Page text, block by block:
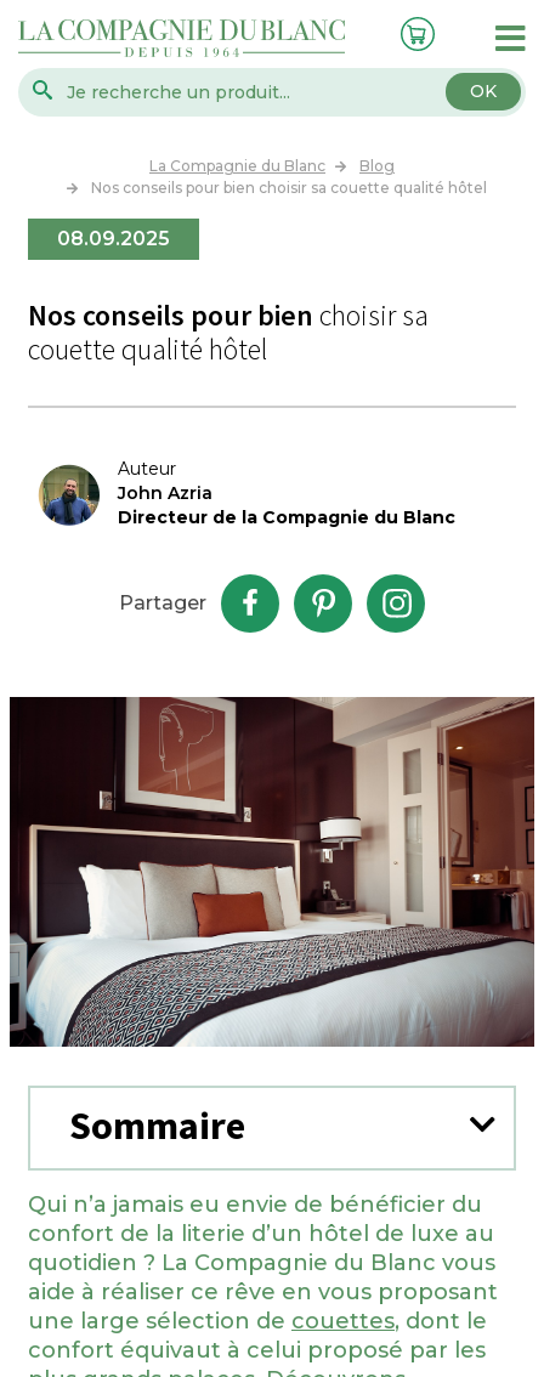
OK
La Compagnie du Blanc
Blog
Nos conseils pour bien choisir sa couette qualité hôtel
08.09.2025
Nos conseils pour bien choisir sa
couette qualité hôtel
Auteur
John Azria
Directeur de la Compagnie du Blanc
Partager
Sommaire
Qui n’a jamais eu envie de bénéficier du
confort de la literie d’un hôtel de luxe au
quotidien ? La Compagnie du Blanc vous
aide à réaliser ce rêve en vous proposant
une large sélection de couettes, dont le
confort équivaut à celui proposé par les